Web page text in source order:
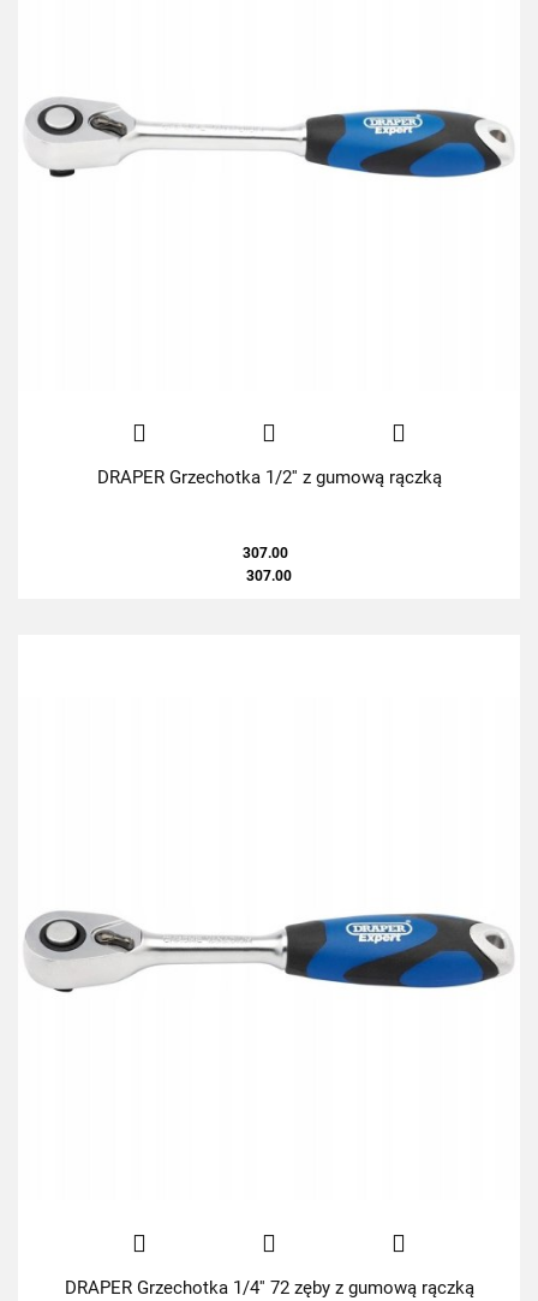
DRAPER Grzechotka 1/2'' z gumową rączką
307.00
307.00
DRAPER Grzechotka 1/4'' 72 zęby z gumową rączką